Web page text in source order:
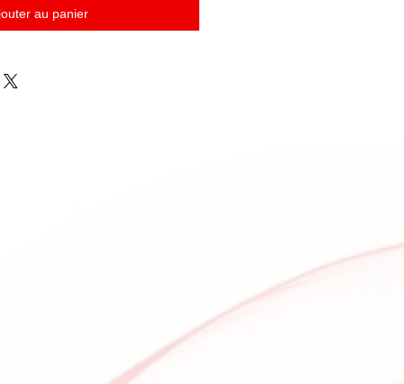
au panier